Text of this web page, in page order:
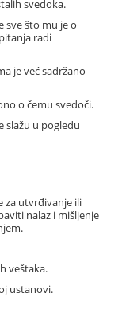
svedoka.
sve što mu je o
radi
je već sadržano
o čemu svedoči.
slažu u pogledu
za utvrđivanje ili
nalaz i mišljenje
veštaka.
ustanovi.